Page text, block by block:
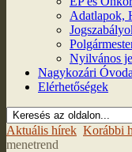
Adatlapok,
Nyilvános
Nagykozári Óvoda
Elérhetőségek
Aktuális hírek Korábbi
menetrend